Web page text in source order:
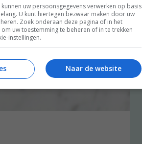
uw persoonsgegevens verwerken op basis
U kunt hiertegen bezwaar maken door uw
Zoek onderaan deze pagina of in het
uw toestemming te beheren of in te trekken
instellingen.
Naar de website